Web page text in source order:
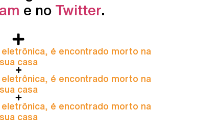
e no Twitter.
é encontrado morto na
sua casa
é encontrado morto na
sua casa
é encontrado morto na
sua casa